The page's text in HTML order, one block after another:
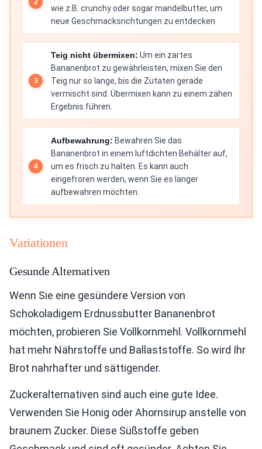
wie z.B. crunchy oder sogar mandelbutter, um
neue Geschmacksrichtungen zu entdecken.
Teig nicht übermixen: Um ein zartes
Bananenbrot zu gewährleisten, mixen Sie den
Teig nur so lange, bis die Zutaten gerade
vermischt sind. Übermixen kann zu einem zähen
Ergebnis führen.
Aufbewahrung: Bewahren Sie das
Bananenbrot in einem luftdichten Behälter auf,
um es frisch zu halten. Es kann auch
eingefroren werden, wenn Sie es länger
aufbewahren möchten.
Variationen
Gesunde Alternativen
Wenn Sie eine gesündere Version von
Schokoladigem Erdnussbutter Bananenbrot
möchten, probieren Sie Vollkornmehl. Vollkornmehl
hat mehr Nährstoffe und Ballaststoffe. So wird Ihr
Brot nahrhafter und sättigender.
Zuckeralternativen sind auch eine gute Idee.
Verwenden Sie Honig oder Ahornsirup anstelle von
braunem Zucker. Diese Süßstoffe geben